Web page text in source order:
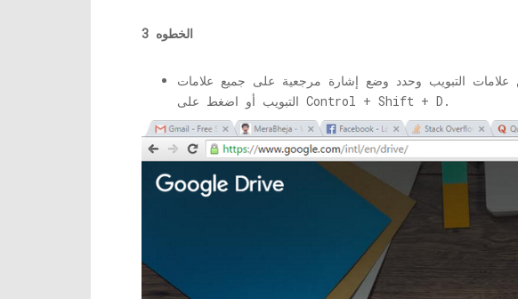
الخطوه 3
علامات التبويب وحدد وضع إشارة مرجعية على جميع علامات
التبويب أو اضغط على Control + Shift + D.